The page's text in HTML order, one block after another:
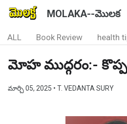
MOLAKA--మొలక
ALL Book Review health
మోహ ముద్గరం:-
మార్చి 05, 2025 • T. VEDANTA SURY